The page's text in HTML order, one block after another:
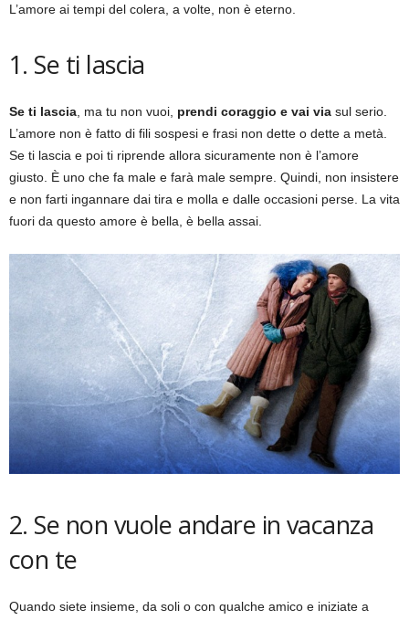
L’amore ai tempi del colera, a volte, non è eterno.
1. Se ti lascia
Se ti lascia, ma tu non vuoi, prendi coraggio e vai via sul serio.
L’amore non è fatto di fili sospesi e frasi non dette o dette a metà.
Se ti lascia e poi ti riprende allora sicuramente non è l’amore
giusto. È uno che fa male e farà male sempre. Quindi, non insistere
e non farti ingannare dai tira e molla e dalle occasioni perse. La vita
fuori da questo amore è bella, è bella assai.
2. Se non vuole andare in vacanza
con te
Quando siete insieme, da soli o con qualche amico e iniziate a